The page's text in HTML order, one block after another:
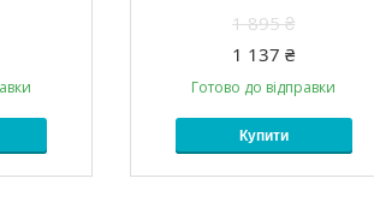
1 895 ₴
1 137 ₴
Готово до відправки
Купити